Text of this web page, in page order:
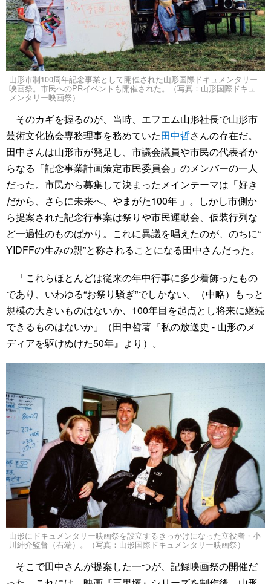
山形市制100周年記念事業として開催された山形国際ドキュメンタリー
映画祭。市民へのPRイベントも開催された。（写真：山形国際ドキュ
メンタリー映画祭）
そのカギを握るのが、当時、エフエム山形社長で山形市
芸術文化協会専務理事を務めていた田中哲さんの存在だ。
田中さんは山形市が発足し、市議会議員や市民の代表者か
らなる「記念事業計画策定市民委員会」のメンバーの一人
だった。市民から募集して決まったメインテーマは「好き
だから、さらに未来へ、やまがた100年 」。しかし市側か
ら提案された記念行事案は祭りや市民運動会、仮装行列な
ど一過性のものばかり。これに異議を唱えたのが、のちに“
YIDFFの生みの親”と称されることになる田中さんだった。
「これらほとんどは従来の年中行事に多少着飾ったもの
であり、いわゆる“お祭り騒ぎ”でしかない。（中略）もっと
規模の大きいものはないか、100年目を起点とし将来に継続
できるものはないか」（田中哲著『私の放送史 ‐ 山形のメ
ディアを駆けぬけた50年』より）。
山形にドキュメンタリー映画祭を設立するきっかけになった立役者・小
川紳介監督（右端）。（写真：山形国際ドキュメンタリー映画祭）
そこで田中さんが提案した一つが、記録映画祭の開催だ